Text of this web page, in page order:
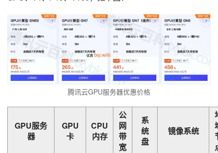
腾讯云GPU服务器优惠价格
GPU服务
器
GPU
卡
CPU
内存
公
网
带
宽
系
统
盘
镜像系统